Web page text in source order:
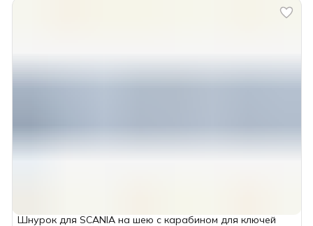
Шнурок для SCANIA на шею с карабином для ключей